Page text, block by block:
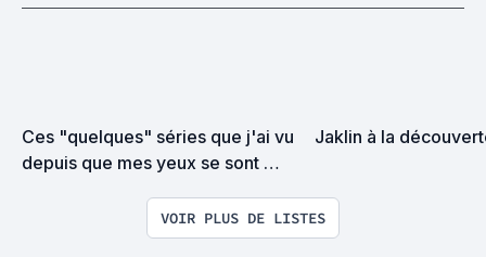
Ces "quelques" séries que j'ai vu
depuis que mes yeux se sont
Jaklin à la
VOIR PLUS DE LISTES